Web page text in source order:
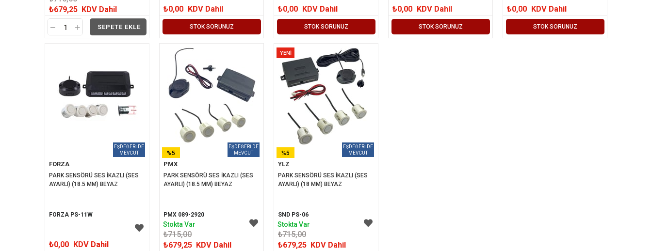
₺679,25 KDV Dahil
SEPETE EKLE STOK SORUNUZ
₺0,00 KDV Dahil
STOK SORUNUZ
₺0,00 KDV Dahil
STOK SORUNUZ
₺0,00 KDV Dahil
STOK SORUNUZ
₺0,00 KDV Dahil
FORZA
PARK SENSÖRÜ SES İKAZLI (SES
AYARLI) (18.5 MM) BEYAZ
FORZA PS-11W
₺0,00 KDV Dahil
PMX
PARK SENSÖRÜ SES İKAZLI (SES
AYARLI) (18.5 MM) BEYAZ
PMX 089-2920
₺715,00
₺679,25 KDV Dahil
%5
İNDIRIM
Stokta Var
YLZ
PARK SENSÖRÜ SES İKAZLI (SES
AYARLI) (18 MM) BEYAZ
SND PS-06
₺715,00
₺679,25 KDV Dahil
%5
İNDIRIM
YENI
ÜRÜN
Stokta Var